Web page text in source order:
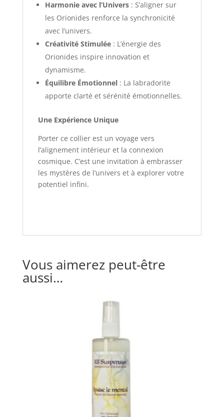
Harmonie avec l’Univers: S’aligner sur
les Orionides renforce la synchronicité
avec l’univers.
Créativité Stimulée: L’énergie des
Orionides inspire innovation et
dynamisme.
Équilibre Émotionnel: La labradorite
apporte clarté et sérénité émotionnelles.
Une Expérience Unique
Porter ce collier est un voyage vers
l’alignement intérieur et la connexion
cosmique. C’est une invitation à embrasser
les mystères de l’univers et à explorer votre
potentiel infini.
Vous aimerez peut-être
aussi…